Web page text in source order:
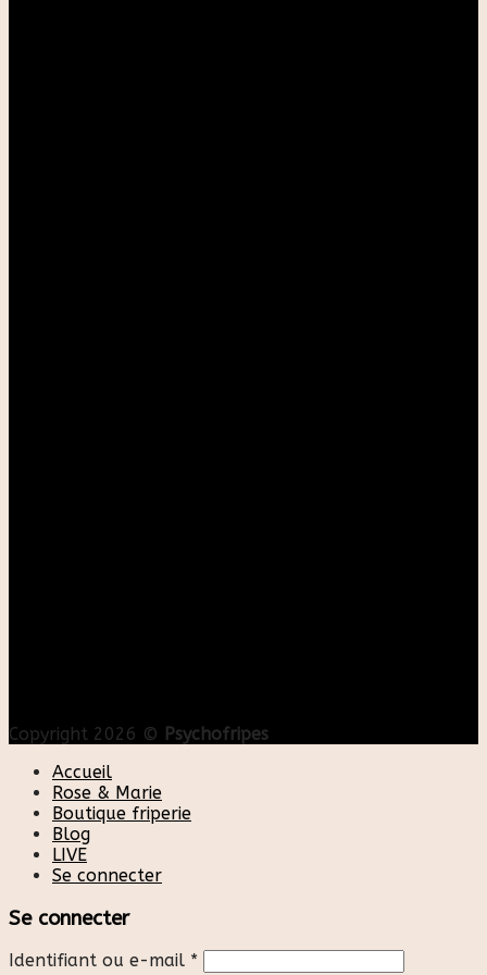
Copyright 2026 © Psychofripes
Accueil
Rose & Marie
Boutique friperie
Blog
LIVE
Se connecter
Se connecter
Identifiant ou e-mail *